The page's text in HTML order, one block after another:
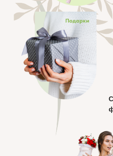
Доставка цвтов